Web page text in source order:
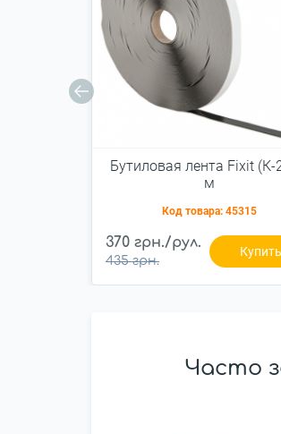
Бутиловая лента Fixit (К-
м
Код товара: 45315
370 грн./рул.
435 грн.
Купить
Часто